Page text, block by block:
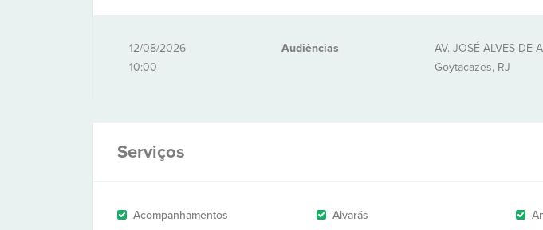
12/08/2026
10:00
Audiências
AV. JOSÉ ALVES DE
Goytacazes, RJ
Serviços
Acompanhamentos Alvarás